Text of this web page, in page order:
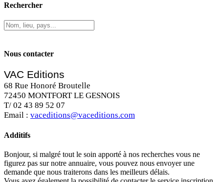
Rechercher
Nous contacter
VAC Editions
68 Rue Honoré Broutelle
72450 MONTFORT LE GESNOIS
T/ 02 43 89 52 07
Email : vaceditions@vaceditions.com
Additifs
Bonjour, si malgré tout le soin apporté à nos recherches vous ne
figurez pas sur notre annuaire, vous pouvez nous envoyer une
demande que nous traiterons dans les meilleurs délais.